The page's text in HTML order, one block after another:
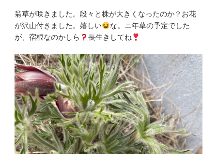
翁草が咲きました。段々と株が大きくなったのか？お花
が沢山付きました。嬉しい
な。ニ年草の予定でした
が、宿根なのかしら
長生きしてね